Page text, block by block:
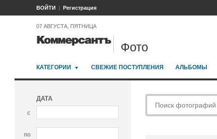
ВОЙТИ Регистрация
07 АВГУСТА, ПЯТНИЦА
Фото
КАТЕГОРИИ СВЕЖИЕ ПОСТУПЛЕНИЯ АЛЬБОМЫ
ДАТА
с
по